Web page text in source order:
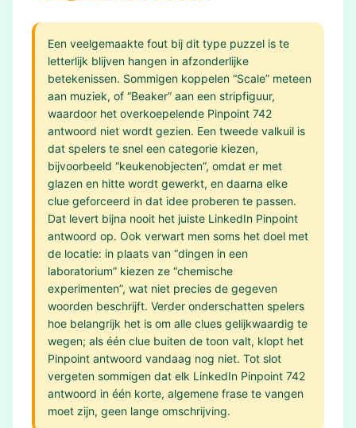
Een veelgemaakte fout bij dit type puzzel is te
letterlijk blijven hangen in afzonderlijke
betekenissen. Sommigen koppelen “Scale” meteen
aan muziek, of “Beaker” aan een stripfiguur,
waardoor het overkoepelende Pinpoint 742
antwoord niet wordt gezien. Een tweede valkuil is
dat spelers te snel een categorie kiezen,
bijvoorbeeld “keukenobjecten”, omdat er met
glazen en hitte wordt gewerkt, en daarna elke
clue geforceerd in dat idee proberen te passen.
Dat levert bijna nooit het juiste LinkedIn Pinpoint
antwoord op. Ook verwart men soms het doel met
de locatie: in plaats van “dingen in een
laboratorium” kiezen ze “chemische
experimenten”, wat niet precies de gegeven
woorden beschrijft. Verder onderschatten spelers
hoe belangrijk het is om alle clues gelijkwaardig te
wegen; als één clue buiten de toon valt, klopt het
Pinpoint antwoord vandaag nog niet. Tot slot
vergeten sommigen dat elk LinkedIn Pinpoint 742
antwoord in één korte, algemene frase te vangen
moet zijn, geen lange omschrijving.